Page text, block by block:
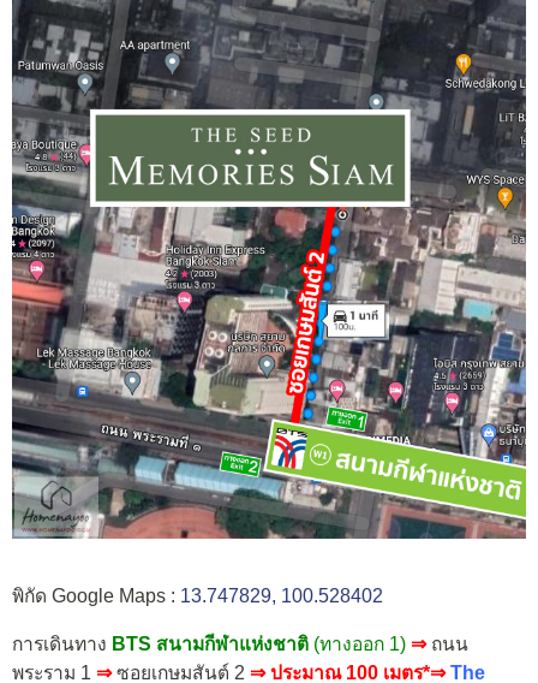
พิกัด Google Maps : 13.747829, 100.528402
การเดินทาง BTS สนามกีฬาแห่งชาติ (ทางออก 1) ⇒ถนน
พระราม 1 ⇒ซอยเกษมสันต์ 2 ⇒ ประมาณ 100 เมตร*⇒The